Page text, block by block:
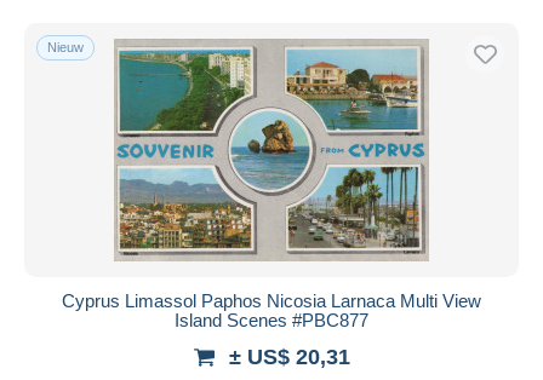
Nieuw
Cyprus Limassol Paphos Nicosia Larnaca Multi View
Island Scenes #PBC877
± US$ 20,31